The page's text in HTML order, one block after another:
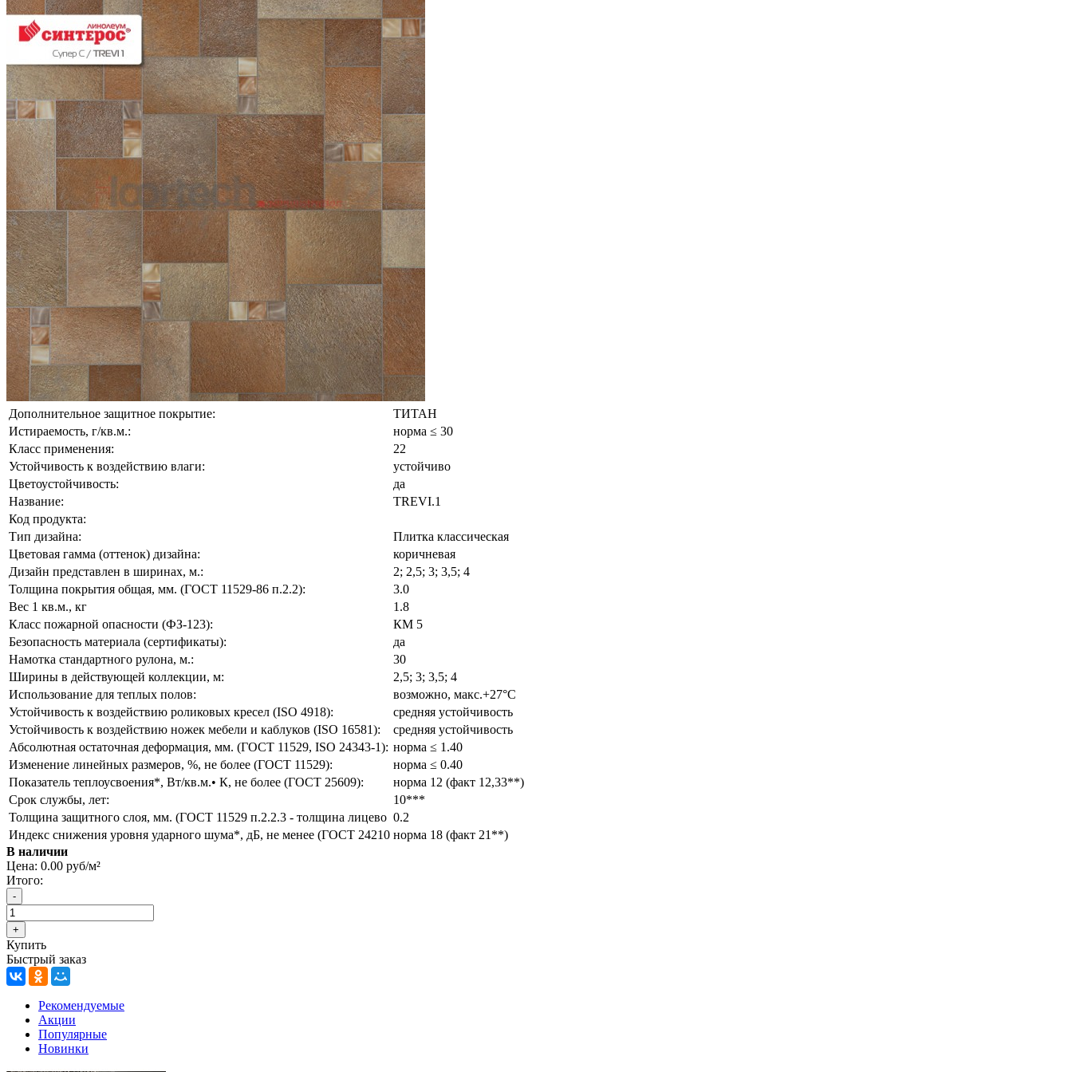
Дополнительное защитное покрытие:
ТИТАН
Истираемость, г/кв.м.:
норма ≤ 30
Класс применения:
22
Устойчивость к воздействию влаги:
устойчиво
Цветоустойчивость:
да
Название:
TREVI.1
Код продукта:
Тип дизайна:
Плитка классическая
Цветовая гамма (оттенок) дизайна:
коричневая
Дизайн представлен в ширинах, м.:
2; 2,5; 3; 3,5; 4
Толщина покрытия общая, мм. (ГОСТ 11529-86 п.2.2):
3.0
Вес 1 кв.м., кг
1.8
Класс пожарной опасности (ФЗ-123):
КМ 5
Безопасность материала (сертификаты):
да
Намотка стандартного рулона, м.:
30
Ширины в действующей коллекции, м:
2,5; 3; 3,5; 4
Использование для теплых полов:
возможно, макс.+27°С
Устойчивость к воздействию роликовых кресел (ISO 4918):
средняя устойчивость
Устойчивость к воздействию ножек мебели и каблуков (ISO 16581):
средняя устойчивость
Абсолютная остаточная деформация, мм. (ГОСТ 11529, ISO 24343-1): норма ≤ 1.40
Изменение линейных размеров, %, не более (ГОСТ 11529):
норма ≤ 0.40
Показатель теплоусвоения*, Вт/кв.м.• К, не более (ГОСТ 25609):
норма 12 (факт 12,33**)
Срок службы, лет:
10***
Толщина защитного слоя, мм. (ГОСТ 11529 п.2.2.3 - толщина лицево 0.2
Индекс снижения уровня ударного шума*, дБ, не менее (ГОСТ 24210 норма 18 (факт 21**)
В наличии
Цена: 0.00 руб/м²
Итого:
Купить
Быстрый заказ
Рекомендуемые
Акции
Популярные
Новинки